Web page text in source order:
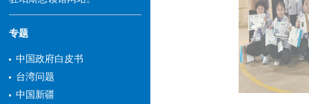
专题
中国政府白皮书
台湾问题
中国新疆